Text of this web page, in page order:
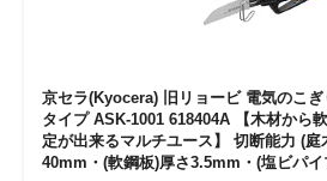
京セラ(Kyocera) 旧リョービ 電気のこ
タイプ ASK-1001 618404A 【木材から
定が出来るマルチユース】 切断能力 (
40mm・(軟鋼板)厚さ3.5mm・(塩ビパ